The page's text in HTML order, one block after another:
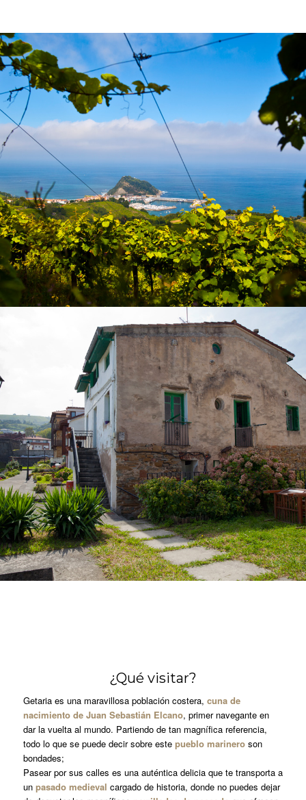
¿Qué visitar?
Getaria es una maravillosa población costera, cuna de
nacimiento de Juan Sebastián Elcano, primer navegante en
dar la vuelta al mundo. Partiendo de tan magnífica referencia,
todo lo que se puede decir sobre este pueblo marineroson
bondades;
Pasear por sus calles es una auténtica delicia que te transporta a
un pasado medieval cargado de historia, donde no puedes dejar